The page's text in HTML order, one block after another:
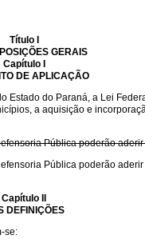
Título I
GERAIS
Capítulo I
DE APLICAÇÃO
do Paraná, a Lei
a aquisição e
Pública poderão
Pública poderão
Capítulo II
DEFINIÇÕES
se: